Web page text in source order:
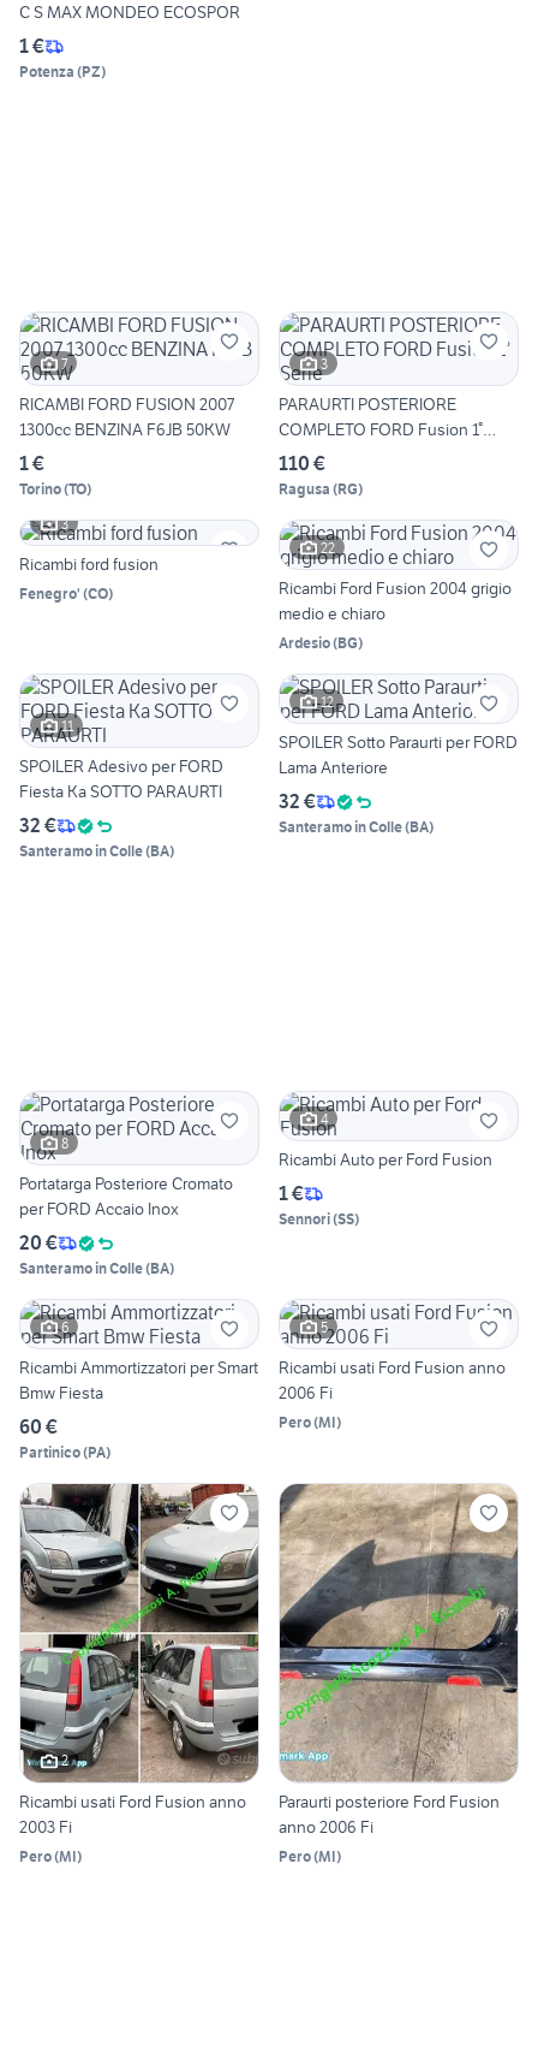
C S MAX MONDEO ECOSPOR
1 €
Potenza (PZ)
7
RICAMBI FORD FUSION 2007
1300cc BENZINA F6JB 50KW
1 €
Torino(TO)
3
PARAURTI POSTERIORE
COMPLETO FORD Fusion 1°
Serie
110 €
Ragusa (RG)
3
Ricambi ford fusion
Fenegro' (CO)
22
Ricambi Ford Fusion 2004 grigio
medio e chiaro
Ardesio(BG)
11
SPOILER Adesivo per FORD
Fiesta Ka SOTTO PARAURTI
32 €
Santeramo in Colle(BA)
12
SPOILER Sotto Paraurti per FORD
Lama Anteriore
32 €
Santeramo in Colle(BA)
8
Portatarga Posteriore Cromato
per FORD Accaio Inox
20 €
Santeramo in Colle(BA)
4
Ricambi Auto per Ford Fusion
1 €
Sennori(SS)
6
Ricambi Ammortizzatori per Smart
Bmw Fiesta
60 €
Partinico(PA)
5
Ricambi usati Ford Fusion anno
2006 Fi
Pero(MI)
2
Ricambi usati Ford Fusion anno
2003 Fi
Pero(MI)
Paraurti posteriore Ford Fusion
anno 2006 Fi
Pero(MI)